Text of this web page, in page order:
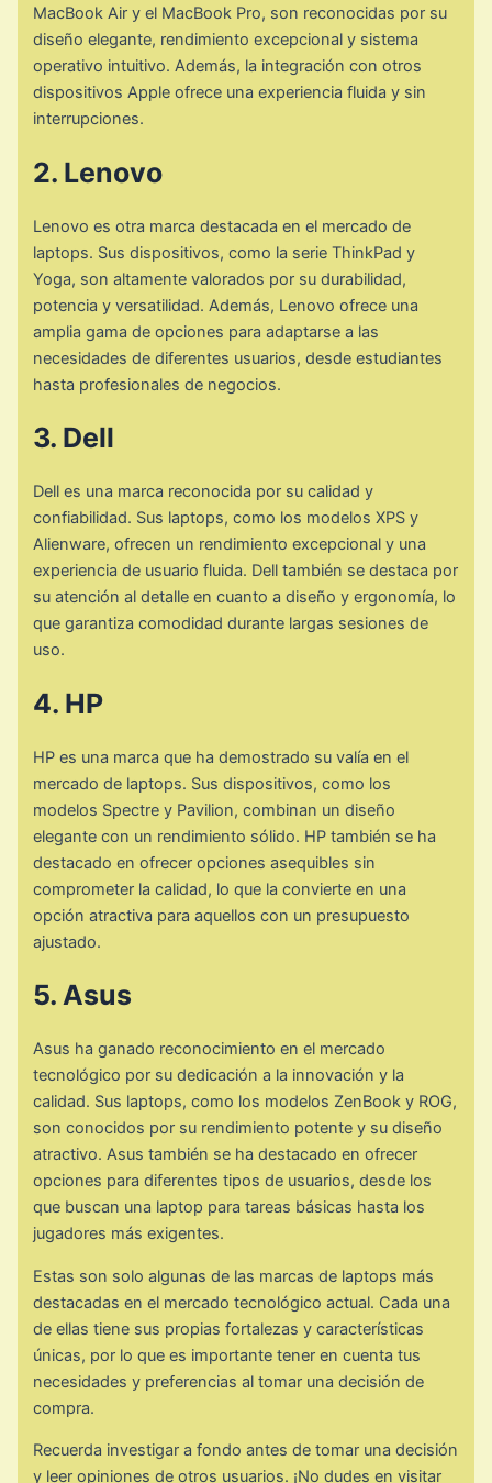
MacBook Air y el MacBook Pro, son reconocidas por su
diseño elegante, rendimiento excepcional y sistema
operativo intuitivo. Además, la integración con otros
dispositivos Apple ofrece una experiencia fluida y sin
interrupciones.
2. Lenovo
Lenovo es otra marca destacada en el mercado de
laptops. Sus dispositivos, como la serie ThinkPad y
Yoga, son altamente valorados por su durabilidad,
potencia y versatilidad. Además, Lenovo ofrece una
amplia gama de opciones para adaptarse a las
necesidades de diferentes usuarios, desde estudiantes
hasta profesionales de negocios.
3. Dell
Dell es una marca reconocida por su calidad y
confiabilidad. Sus laptops, como los modelos XPS y
Alienware, ofrecen un rendimiento excepcional y una
experiencia de usuario fluida. Dell también se destaca por
su atención al detalle en cuanto a diseño y ergonomía, lo
que garantiza comodidad durante largas sesiones de
uso.
4. HP
HP es una marca que ha demostrado su valía en el
mercado de laptops. Sus dispositivos, como los
modelos Spectre y Pavilion, combinan un diseño
elegante con un rendimiento sólido. HP también se ha
destacado en ofrecer opciones asequibles sin
comprometer la calidad, lo que la convierte en una
opción atractiva para aquellos con un presupuesto
ajustado.
5. Asus
Asus ha ganado reconocimiento en el mercado
tecnológico por su dedicación a la innovación y la
calidad. Sus laptops, como los modelos ZenBook y ROG,
son conocidos por su rendimiento potente y su diseño
atractivo. Asus también se ha destacado en ofrecer
opciones para diferentes tipos de usuarios, desde los
que buscan una laptop para tareas básicas hasta los
jugadores más exigentes.
Estas son solo algunas de las marcas de laptops más
destacadas en el mercado tecnológico actual. Cada una
de ellas tiene sus propias fortalezas y características
únicas, por lo que es importante tener en cuenta tus
necesidades y preferencias al tomar una decisión de
compra.
Recuerda investigar a fondo antes de tomar una decisión
y leer opiniones de otros usuarios. ¡No dudes en visitar